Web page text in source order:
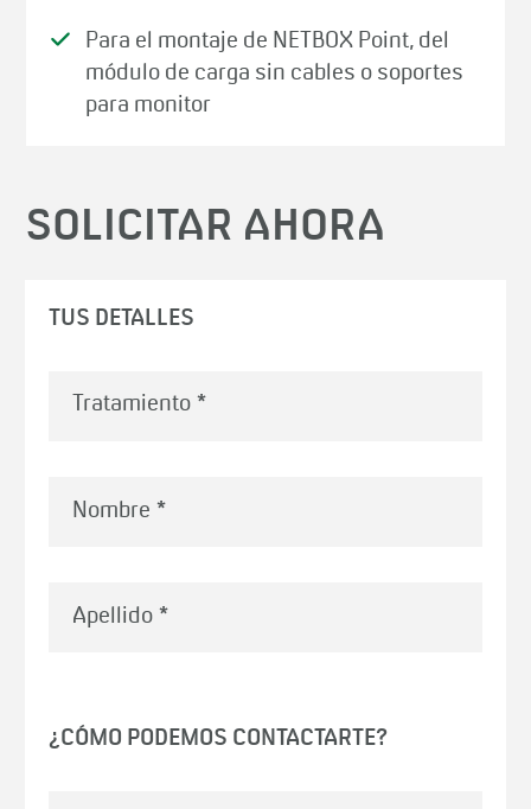
Para el montaje de NETBOX Point, del
módulo de carga sin cables o soportes
para monitor
SOLICITAR AHORA
TUS DETALLES
Nombre *
Apellido *
¿CÓMO PODEMOS CONTACTARTE?